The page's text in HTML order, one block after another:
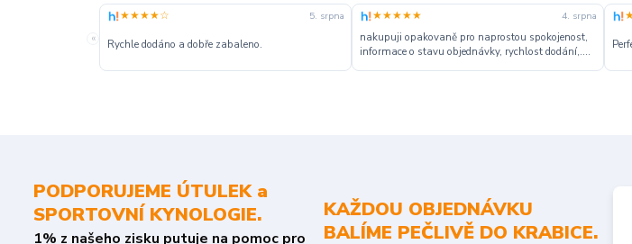
«
★★★★☆ 5. srpna
Rychle dodáno a dobře zabaleno.
★★★★★ 4. srpna
nakupuji opakovaně pro naprostou spokojenost,
informace o stavu objednávky, rychlost dodání,....
PODPORUJEME ÚTULEK a
SPORTOVNÍ KYNOLOGIE.
1% z našeho zisku putuje na pomoc pro
KAŽDOU OBJEDNÁVKU
BALÍME PEČLIVĚ DO KRABICE.